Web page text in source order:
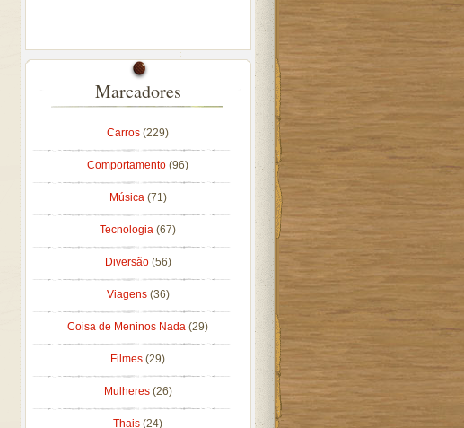
Marcadores
Carros (229)
Comportamento (96)
Música (71)
Tecnologia (67)
Diversão (56)
Viagens (36)
Coisa de Meninos Nada (29)
Filmes (29)
Mulheres (26)
Thais (24)